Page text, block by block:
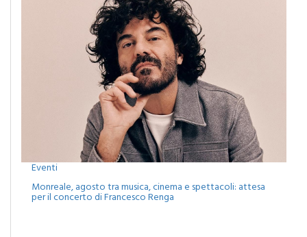
Monreale, agosto tra musica, cinema e spettacoli: attesa
per il concerto di Francesco Renga